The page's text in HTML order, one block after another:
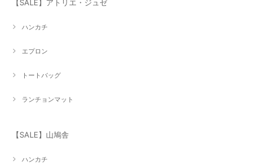
【SALE】アトリエ・ジュゼ
ハンカチ
エプロン
トートバッグ
ランチョンマット
【SALE】山鳩舎
ハンカチ